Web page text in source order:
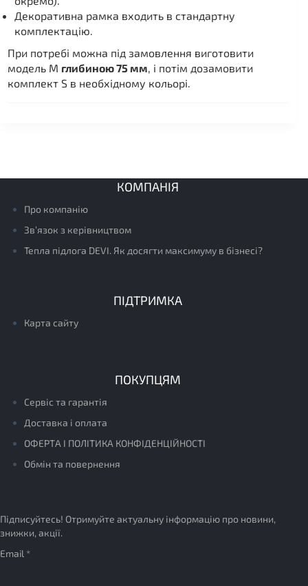
Декоративна рамка входить в стандартну
комплектацію.
При потребі можна під замовлення виготовити
модель М глибиною 75 мм, і потім дозамовити
комплект S в необхідному кольорі.
КОМПАНІЯ
Про компанію
Зв’язок з керівництвом
Тепла підлога DEVI. Як досягти максимуму в бізнесі?
ПІДТРИМКА
Карта сайту
ПОКУПЦЯМ
Сервіс та гарантія
Доставка і оплата
ОФЕРТА І ПОЛІТИКА КОНФІДЕНЦІЙНОСТІ
Обмін та повернення
Підписуйтесь! Отримуйте актуальну інформацію про новини,
знижки, акції.
Email *